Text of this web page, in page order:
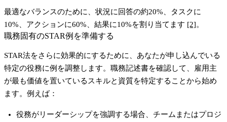
最適なバランスのために、状況に回答の約20%、タスクに
10%、アクションに60%、結果に10%を割り当てます [2]。
職務固有のSTAR例を準備する
STAR法をさらに効果的にするために、あなたが申し込んでいる
特定の役務に例を調整します。職務記述書を確認して、雇用主
が最も価値を置いているスキルと資質を特定することから始め
ます。例えば：
役務がリーダーシップを強調する場合、チームまたはプロジ